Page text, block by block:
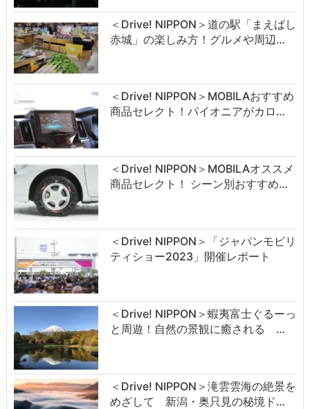
＜Drive! NIPPON＞道の駅「まえばし
赤城」の楽しみ方！グルメや周辺…
＜Drive! NIPPON＞MOBILAおすすめ
商品セレクト！パイオニアがカロ…
＜Drive! NIPPON＞MOBILAオススメ
商品セレクト！ シーン別おすすめ…
＜Drive! NIPPON＞「ジャパンモビリ
ティショー2023」開催レポート
＜Drive! NIPPON＞蝦夷富士ぐるーっ
と周遊！自然の景観に癒される …
＜Drive! NIPPON＞滝雲雲海の絶景を
めざして 新潟・奥只見の秘境ド…